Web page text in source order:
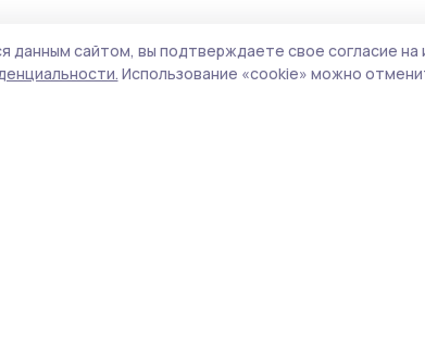
данным сайтом, вы подтверждаете свое согласие на
Использование «cookie» можно